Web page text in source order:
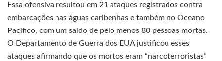
Essa ofensiva resultou em 21 ataques registrados contra
embarcações nas águas caribenhas e também no Oceano
Pacífico, com um saldo de pelo menos 80 pessoas mortas.
O Departamento de Guerra dos EUA justificou esses
ataques afirmando que os mortos eram “narcoterroristas”